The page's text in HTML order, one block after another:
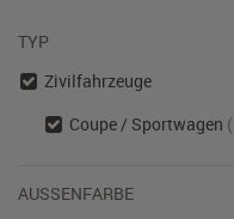
TYP
Zivilfahrzeuge
Coupe / Sportwagen
AUSSENFARBE